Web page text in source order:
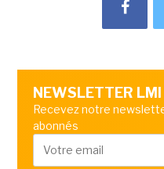
NEWSLETTER LMI
Recevez notre
abonnés